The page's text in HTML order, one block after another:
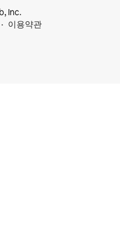
Inc.
이용약관